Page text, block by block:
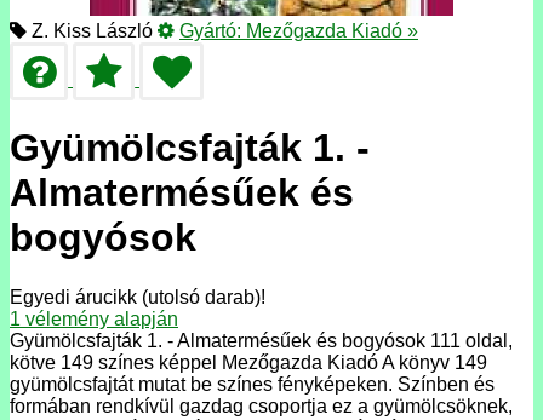
Z. Kiss László Gyártó: Mezőgazda Kiadó »
Gyümölcsfajták 1. -
Almatermésűek és
bogyósok
Egyedi árucikk (utolsó darab)!
1 vélemény alapján
Gyümölcsfajták 1. - Almatermésűek és bogyósok 111 oldal,
kötve 149 színes képpel Mezőgazda Kiadó A könyv 149
gyümölcsfajtát mutat be színes fényképeken. Színben és
formában rendkívül gazdag csoportja ez a gyümölcsöknek,